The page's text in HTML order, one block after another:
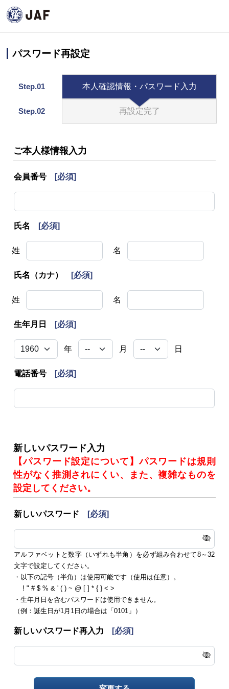
パスワード再設定
Step.01 本人確認情報・パスワード入力
Step.02 再設定完了
ご本人様情報入力
会員番号 [必須]
氏名 [必須]
姓 名
氏名（カナ） [必須]
姓 名
生年月日 [必須]
年 月 日
電話番号 [必須]
新しいパスワード入力
【パスワード設定について】パスワードは規則
性がなく推測されにくい、また、複雑なものを
設定してください。
新しいパスワード [必須]
アルファベットと数字（いずれも半角）を必ず組み合わせて8～32
文字で設定してください。
・以下の記号（半角）は使用可能です（使用は任意）。
! " # $ % & ' ( ) ~ @ [ ] * { } < >
・生年月日を含むパスワードは使用できません。
（例：誕生日が1月1日の場合は「0101」）
新しいパスワード再入力 [必須]